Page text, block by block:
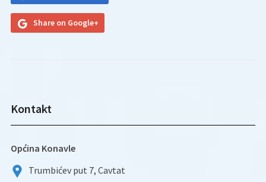
Share on Google+
Kontakt
Općina Konavle
Trumbićev put 7, Cavtat